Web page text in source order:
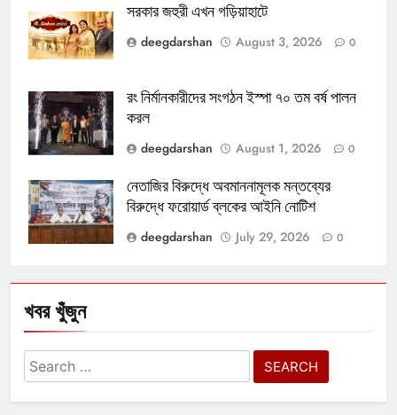
সরকার জহুরী এখন গড়িয়াহাটে
deegdarshan
August 3, 2026 0
রং নির্মানকারীদের সংগঠন ইস্পা ৭০ তম বর্ষ পালন
করল
deegdarshan
August 1, 2026 0
নেতাজির বিরুদ্ধে অবমাননামূলক মন্তব্যের
বিরুদ্ধে ফরোয়ার্ড ব্লকের আইনি নোটিশ
deegdarshan
July 29, 2026 0
খবর খুঁজুন
Search
for: